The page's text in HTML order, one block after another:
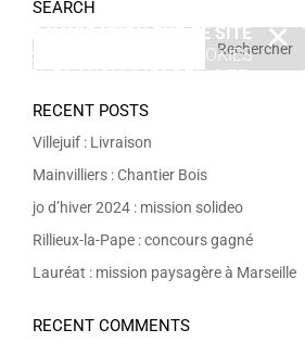
SEARCH
RECENT POSTS
Villejuif : Livraison
Mainvilliers : Chantier Bois
jo d’hiver 2024 : mission solideo
Rillieux-la-Pape : concours gagné
Lauréat : mission paysagère à Marseille
RECENT COMMENTS
NAVIGATION SUR CE SITE
L’UTILISATION DE COOKIES
ANONYMES DE VISITE.
X